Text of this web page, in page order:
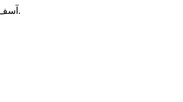
آسف ليس لدينا هذا المورد.